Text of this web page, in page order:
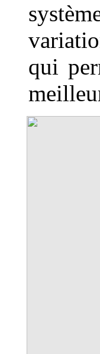
qui